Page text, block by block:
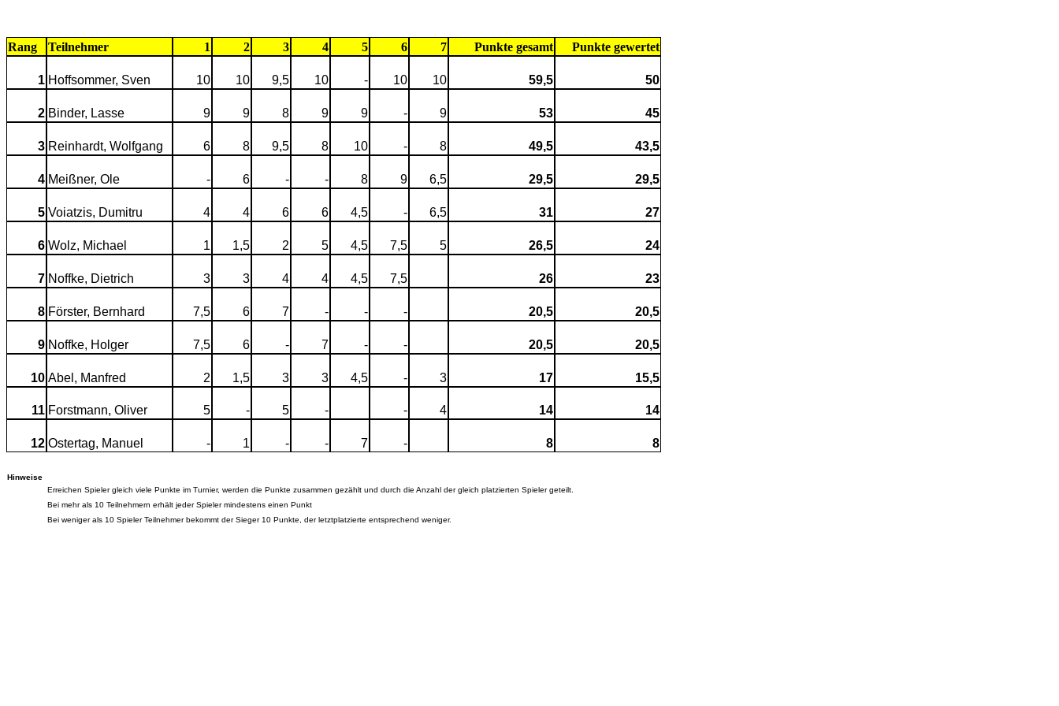
Rang Teilnehmer 1 2 3 4 5 6 7 Punkte gesamt Punkte gewertet
1 Hoffsommer, Sven 10 10 9,5 10 - 10 10 59,5 50
2 Binder, Lasse 9 9 8 9 9 - 9 53 45
3 Reinhardt, Wolfgang 6 8 9,5 8 10 - 8 49,5 43,5
4 Meißner, Ole - 6 - - 8 9 6,5 29,5 29,5
5 Voiatzis, Dumitru 4 4 6 6 4,5 - 6,5 31 27
6 Wolz, Michael 1 1,5 2 5 4,5 7,5 5 26,5 24
7 Noffke, Dietrich 3 3 4 4 4,5 7,5 26 23
8 Förster, Bernhard 7,5 6 7 - - - 20,5 20,5
9 Noffke, Holger 7,5 6 - 7 - - 20,5 20,5
10 Abel, Manfred 2 1,5 3 3 4,5 - 3 17 15,5
11 Forstmann, Oliver 5 - 5 - - 4 14 14
12 Ostertag, Manuel - 1 - - 7 - 8 8
Hinweise
Erreichen Spieler gleich viele Punkte im Turnier, werden die Punkte zusammen gezählt und durch die Anzahl der gleich platzierten Spieler geteilt.
Bei mehr als 10 Teilnehmern erhält jeder Spieler mindestens einen Punkt
Bei weniger als 10 Spieler Teilnehmer bekommt der Sieger 10 Punkte, der letztplatzierte entsprechend weniger.